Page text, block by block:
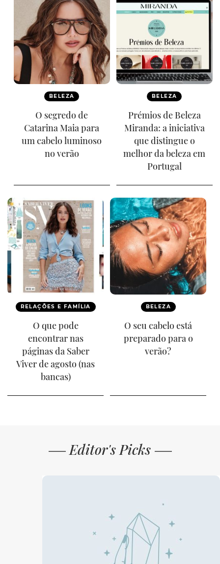
BELEZA
O segredo de
Catarina Maia para
um cabelo luminoso
no verão
BELEZA
Prémios de Beleza
Miranda: a iniciativa
que distingue o
melhor da beleza em
Portugal
RELAÇÕES E FAMÍLIA
O que pode
encontrar nas
páginas da Saber
Viver de agosto (nas
bancas)
BELEZA
O seu cabelo está
preparado para o
verão?
Editor's Picks